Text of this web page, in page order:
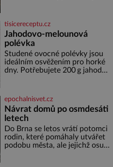
lodě, zapisovat první texty a
inspiroval řadu pověstí. Tato
skromná, ale užitečná rostlina
provází člověka už tisíce let.
Většina lidí vnímá rákos jen jako
obyčejnou kulisu letního
koupání. Stačí se však podívat
tisicereceptu.cz
Jahodovo-melounová
polévka
Studené ovocné polévky jsou
ideálním osvěžením pro horké
dny. Potřebujete 200 g jahod
cukru krystal 1 lžíci medu 200 g
zakysané sm
epochalnisvet.cz
Návrat domů po osmdesáti
letech
Do Brna se letos vrátí potomci
rodin, které pomáhaly utvářet
podobu města, ale jejichž osudy